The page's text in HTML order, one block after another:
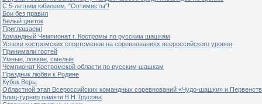
С 5-летним юбилеем, "Оптимисты"!
Бои без правил
Белый цветок
Приглашаем!
Командный Чемпионат г. Костромы по русским шашкам
Успехи костромских спортсменов на соревнованиях всероссийского уровня
Принимали гостей
Умные, ловкие, смелые
Чемпионат Костромской области по русским шашкам
Праздник любви к Родине
Кубок Веры
Областной этап Всероссийских командных соревнований «Чудо-шашки» и
Блиц-турнир памяти В.Н.Трусова